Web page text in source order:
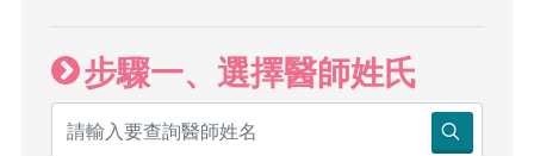
步驟一、選擇醫師姓氏